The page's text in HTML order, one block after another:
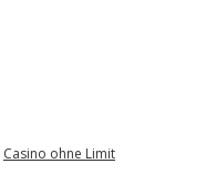
Casino ohne Limit